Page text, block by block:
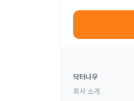
닥터나우
회사 소개